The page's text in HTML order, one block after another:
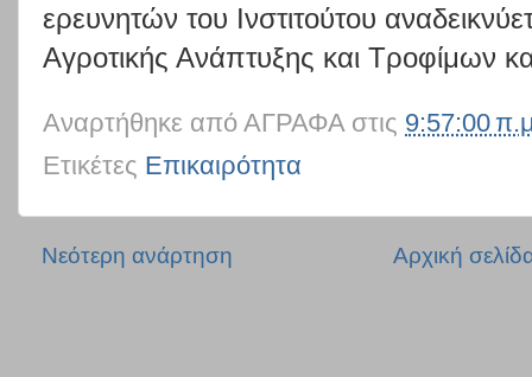
ερευνητών του Ινστιτούτου
Αγροτικής Ανάπτυξης και Τροφίμων
Αναρτήθηκε από ΑΓΡΑΦΑ στις 9:57:00
Ετικέτες Επικαιρότητα
Νεότερη ανάρτηση Αρχική